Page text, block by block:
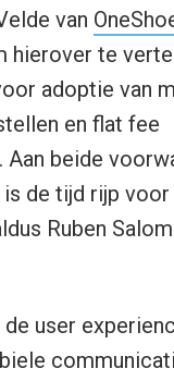
van
hierover te
adoptie van
en flat fee
Aan beide
is de tijd rijp
Ruben
user